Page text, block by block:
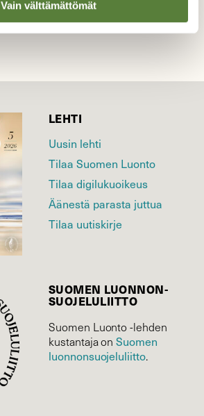
Vain välttämättömät
LEHTI
Uusin lehti
Tilaa Suomen Luonto
Tilaa digilukuoikeus
Äänestä parasta juttua
Tilaa uutiskirje
SUOMEN LUONNON­
SUOJELU­LIITTO
Suomen Luonto -lehden
kustantaja onSuomen
luonnonsuojelu­liitto.